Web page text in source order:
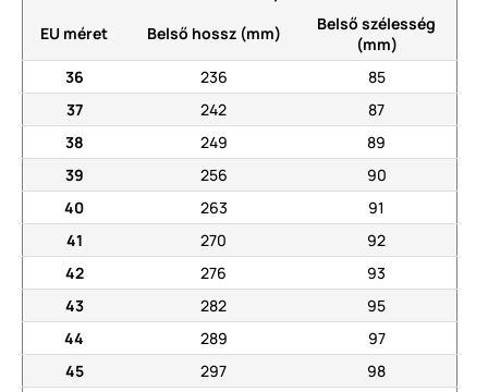
EU méret
Belső hossz (mm)
Belső szélesség
(mm)
36
236
85
37
242
87
38
249
89
39
256
90
40
263
91
41
270
92
42
276
93
43
282
95
44
289
97
45
297
98